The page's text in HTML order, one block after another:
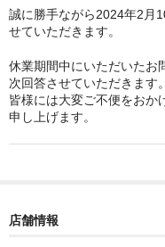
誠に勝手ながら2024年2月
せていただきます。
休業期間中にいただいたお
次回答させていただきます。
皆様には大変ご不便をおか
申し上げます。
店舗情報